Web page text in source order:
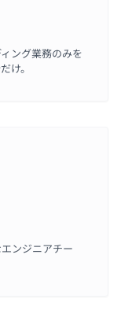
ング業務のみを
け。
ンジニアチー